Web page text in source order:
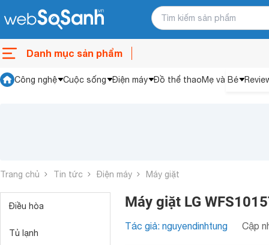
Danh mục sản phẩm
Công nghệ Cuộc sống Điện máy Đồ thể thaoMẹ và Bé
Trang chủ Tin tức Điện máy Máy giặt
Điều hòa
Tủ lạnh
Máy giặt LG
Tác giả: nguyendinhtung Cập